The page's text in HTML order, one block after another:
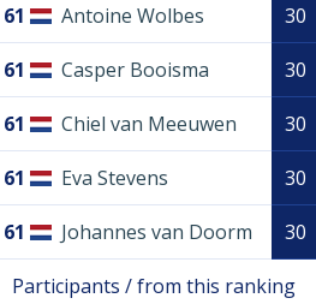
61 Antoine Wolbes 30
61 Casper Booisma 30
61 Chiel van Meeuwen 30
61 Eva Stevens 30
61 Johannes van Doorm 30
Participants / from this ranking